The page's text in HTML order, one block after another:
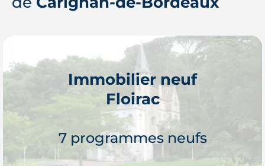
Immobilier neuf
Floirac
7 programmes neufs